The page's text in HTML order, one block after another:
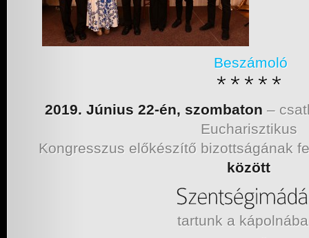
Beszámoló
2019. Június 22-én, szombaton –
Eucharisztikus
Kongresszus előkészítő bizottságának
között
tartunk a